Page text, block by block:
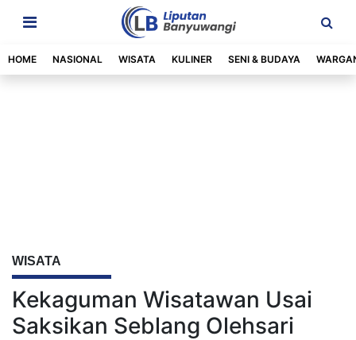
HOME NASIONAL WISATA KULINER SENI & BUDAYA
WISATA
Kekaguman Wisatawan Usai
Saksikan Seblang Olehsari